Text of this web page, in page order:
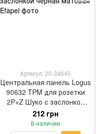
Артикул: 20-24645
Центральная панель Logus
90632 TPM для розетки
2P+Z Шуко с заслонкой
черная матовая Efapel
212 грн
В наличии